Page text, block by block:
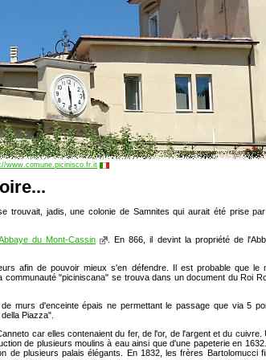
www.comune.picinisco.fr.it
trouvait, jadis, une colonie de Samnites qui aurait été prise
du Mont-Cassin . En 866, il devint la propriété de
afin de pouvoir mieux s'en défendre. Il est probable que le
"piciniscana" se trouva dans un document du Roi
murs d'enceinte épais ne permettant le passage que via 5
Piazza".
car elles contenaient du fer, de l'or, de l'argent et du cuivre.
de plusieurs moulins à eau ainsi que d'une papeterie en
de plusieurs palais élégants. En 1832, les frères Bartolomucci